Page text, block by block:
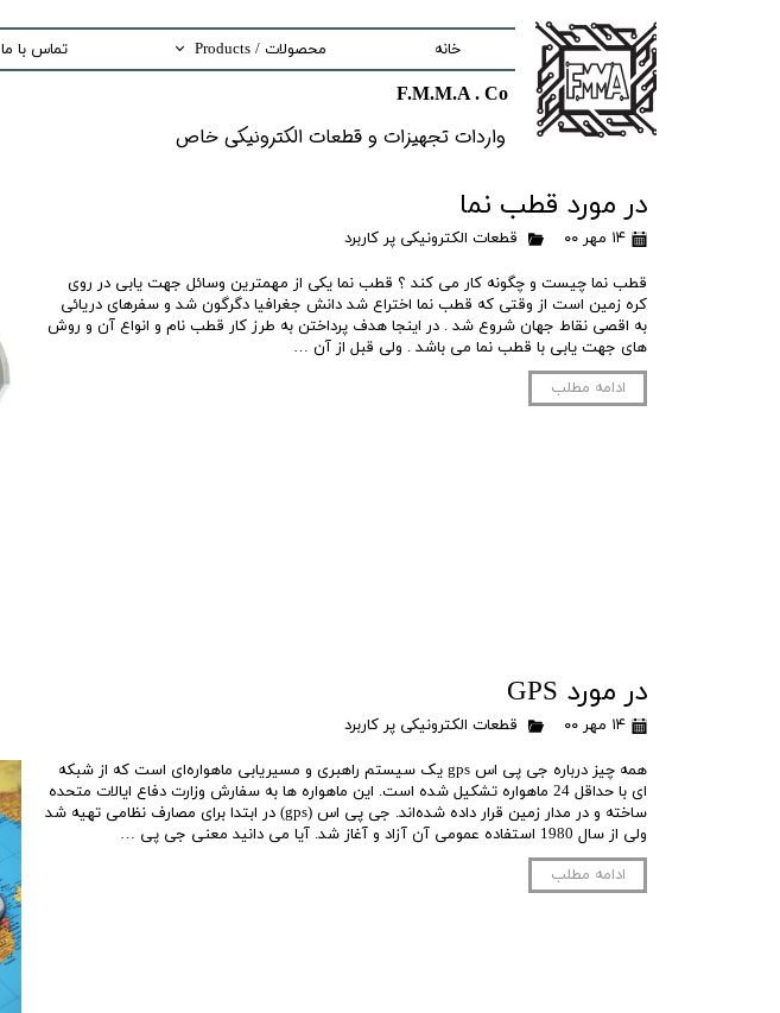
خانه محصولات / Products
Measurement Equipment
Security And Inspection Solutions
Production and Assemble -PCB Electronic Boards
تماس با ما
F.M.M.A . Co
واردات تجهیزات و قطعات الکترونیکى خاص​​​​​​​
در مورد قطب نما
۱۴ مهر ۰۰ قطعات الکترونیکی پر کاربرد
قطب نما چیست و چگونه کار می کند ؟ قطب نما یکی از مهمترین وسائل جهت یابی در روی
کره زمین است از وقتی که قطب نما اختراع شد دانش جغرافیا دگرگون شد و سفرهای دریائی
به اقصی نقاط جهان شروع شد . در اینجا هدف پرداختن به طرز کار قطب نام و انواع آن و روش
های جهت یابی با قطب نما می باشد . ولی قبل از آن …
ادامه مطلب
در مورد GPS
۱۴ مهر ۰۰ قطعات الکترونیکی پر کاربرد
همه چیز درباره جی پی اس gps یک سیستم راهبری و مسیریابی ماهواره‌ای است که از شبکه
ای با حداقل 24 ماهواره تشکیل شده است. این ماهواره ها به سفارش وزارت دفاع ایالات متحده
ساخته و در مدار زمین قرار داده شده‌اند. جی پی اس (gps) در ابتدا برای مصارف نظامی تهیه شد
ولی از سال 1980 استفاده عمومی آن آزاد و آغاز شد. آیا می دانید معنی جی پی …
ادامه مطلب